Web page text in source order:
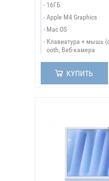
16ГБ
Apple M4 Graphics
Mac OS
Клавиатура + мышь
ooth, Веб-камера
КУПИТЬ